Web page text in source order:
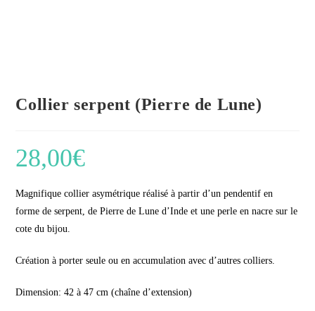
Collier serpent (Pierre de Lune)
28,00€
Magnifique collier asymétrique réalisé à partir d’un pendentif en
forme de serpent, de Pierre de Lune d’Inde et une perle en nacre sur le
cote du bijou.
Création à porter seule ou en accumulation avec d’autres colliers.
Dimension: 42 à 47 cm (chaîne d’extension)